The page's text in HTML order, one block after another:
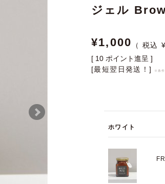
ジェル
¥1,000
[ 10 ポイント進呈 ]
[最短翌日発送！]
※条
ホワイト